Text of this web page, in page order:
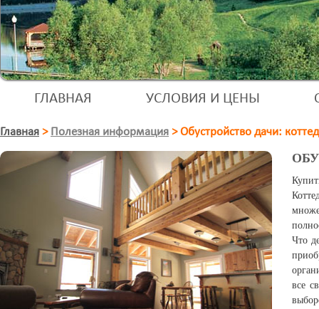
ГЛАВНАЯ УСЛОВИЯ И ЦЕНЫ
Главная > Полезная информация >Обустройство дачи:
Что
все